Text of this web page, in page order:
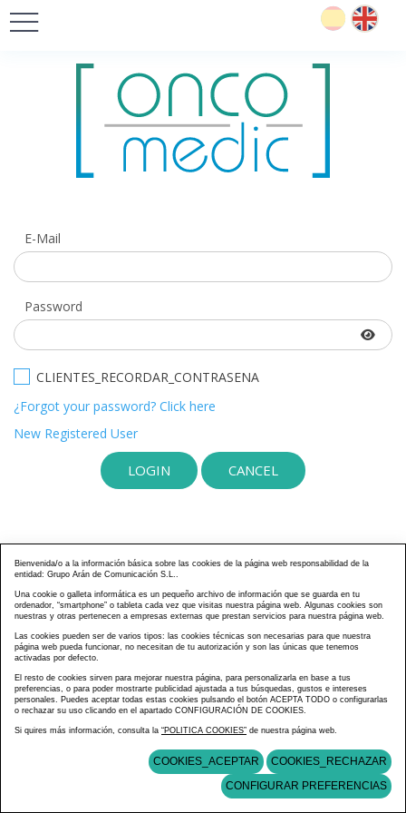
E-Mail
Password
CLIENTES_RECORDAR_CONTRASENA
¿Forgot your password? Click here
New Registered User
Bienvenida/o a la información básica sobre las cookies de la página web responsabilidad de la
entidad: Grupo Arán de Comunicación S.L..
Una cookie o galleta informática es un pequeño archivo de información que se guarda en tu
ordenador, “smartphone” o tableta cada vez que visitas nuestra página web. Algunas cookies son
nuestras y otras pertenecen a empresas externas que prestan servicios para nuestra página web.
Las cookies pueden ser de varios tipos: las cookies técnicas son necesarias para que nuestra
página web pueda funcionar, no necesitan de tu autorización y son las únicas que tenemos
activadas por defecto.
El resto de cookies sirven para mejorar nuestra página, para personalizarla en base a tus
preferencias, o para poder mostrarte publicidad ajustada a tus búsquedas, gustos e intereses
personales. Puedes aceptar todas estas cookies pulsando el botón ACEPTA TODO o configurarlas
o rechazar su uso clicando en el apartado CONFIGURACIÓN DE COOKIES.
Si quires más información, consulta la “POLITICA COOKIES” de nuestra página web.
COOKIES_ACEPTAR
COOKIES_RECHAZAR
CONFIGURAR PREFERENCIAS